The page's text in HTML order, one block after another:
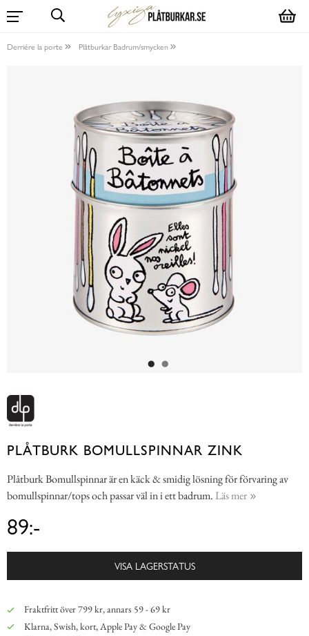
Derriére la porte Plåtburkar Badrum/smycken
PLÅTBURK BOMULLSPINNAR ZINK
Plåtburk Bomullspinnar är en käck & smidig lösning för förvaring av
bomullspinnar/tops och passar väl in i ett badrum. Läs mer
89:-
VISA LAGERSTATUS
Fraktfritt över 799 kr, annars 59 - 69 kr
Klarna, Swish, kort, Apple Pay & Google Pay